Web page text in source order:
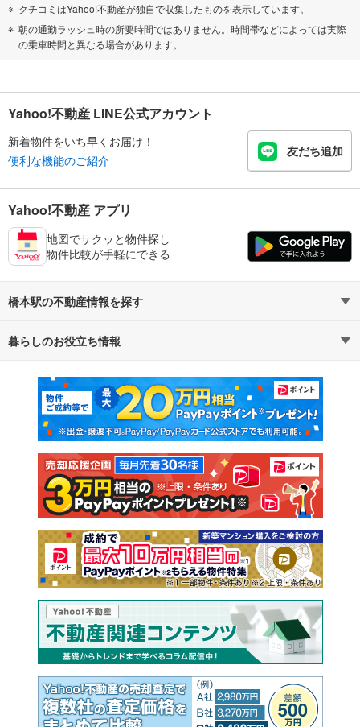
クチコミはYahoo!不動産が独自で収集したものを表示しています。
朝の通勤ラッシュ時の所要時間ではありません。時間帯などによっては実際
の乗車時間と異なる場合があります。
Yahoo!不動産 LINE公式アカウント
新着物件をいち早くお届け！
便利な機能のご紹介
友だち追加
Yahoo!不動産 アプリ
地図でサクッと物件探し
物件比較が手軽にできる
橋本駅の不動産情報を探す
不動産・住宅
新築マンション 中古マンション
新築一戸建て 中古一戸建て
注文住宅 土地
売却査定
暮らしのお役立ち情報
マンションカタログ 教えて！住まいの先生